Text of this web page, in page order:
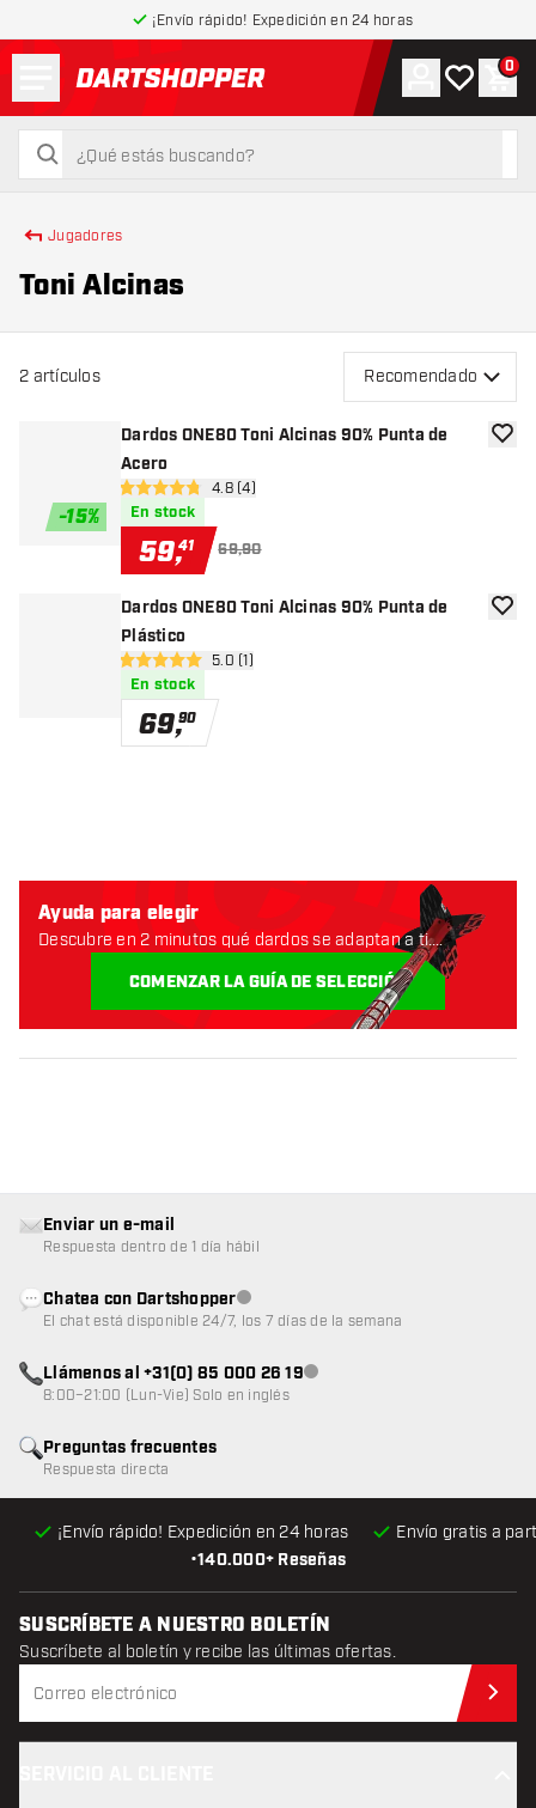
¡Envío rápido! Expedición en 24 horas
volver a la página de inicio
buscar
buscar
Cuenta
Mi lista de
0
Jugadores
Toni Alcinas
2 artículos Recomendado
-15%
Dardos ONE80 Toni Alcinas 90% Punta de
Acero
abrir panel de reseñas
4.8 estrellas de puntuación
4.8 (4)
En stock
59,41 69,90
Dardos ONE80 Toni Alcinas 90% Punta de
Plástico
abrir panel de reseñas
5 estrellas de puntuación
5.0 (1)
En stock
69,90
Ayuda para elegir
Descubre en 2 minutos qué dardos se adaptan a ti.
COMENZAR LA GUÍA DE SELECCIÓN
•140.000+ Reseñas
¡Envío rápido! Expedición en 24 horas Envío gratis a
Preguntas frecuentes
Respuesta directa
Enviar un e-mail
Respuesta dentro de 1 día hábil
Chatea con DartshopperAtención al cliente no disponible
El chat está disponible 24/7, los 7 días de la semana
Llámenos al +31(0) 85 000 26 19Atención al cliente no disponible
8:00–21:00 (Lun-Vie) Solo en inglés
SUSCRÍBETE A NUESTRO BOLETÍN
Suscríbete al boletín y recibe las últimas ofertas.